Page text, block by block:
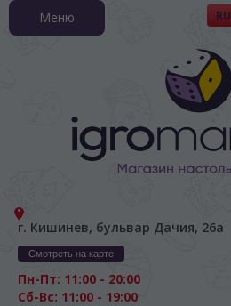
RU
г. Кишинев, бульвар Дачия, 26а
Смотреть на карте
Пн-Пт: 11:00 - 20:00
Сб-Вс: 11:00 - 19:00
Меню